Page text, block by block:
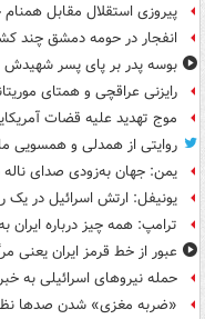
پیروزی استقلال مقابل همنام
انفجار در حومه دمشق چند
بوسه‌ پدر بر پای پسر شهیدش
رایزنی عراقچی و همتای
موج تهدید علیه قضات
روایتی از همدلی و همسویی
یمن: جهان به‌زودی صدای
یونیفل: ارتش اسرائیل در یک روز ۱۱۳ توپ به جنوب لبنان شلیک
ترامپ: همه چیز درباره
عبور از خط قرمز ایران یعنی
حمله نیروهای اسرائیلی به
«ضربه مغزی» شدن صدها